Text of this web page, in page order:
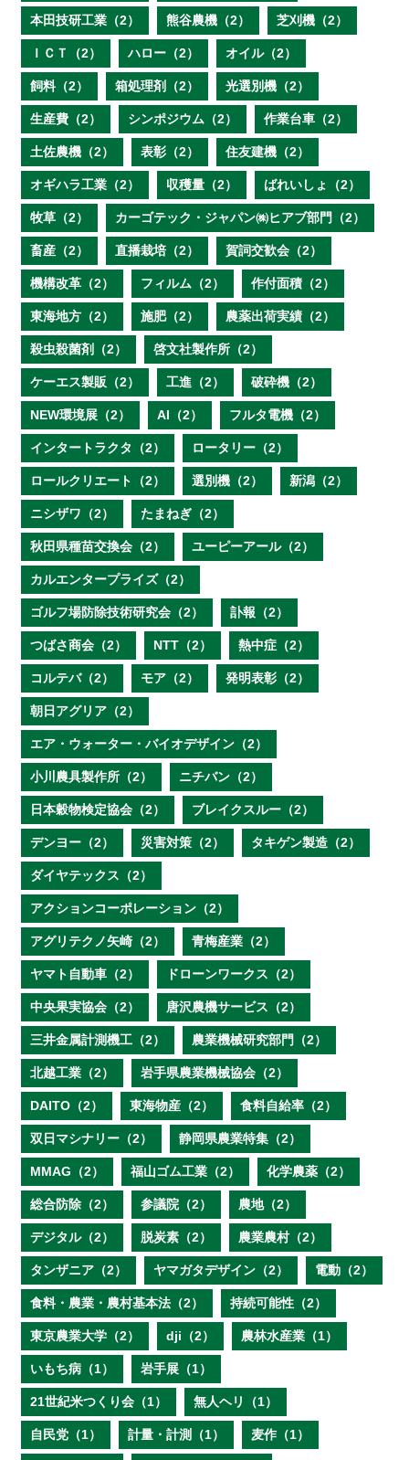
本田技研工業（2） 熊谷農機（2） 芝刈機（2）
ＩＣＴ（2） ハロー（2） オイル（2）
飼料（2） 箱処理剤（2） 光選別機（2）
生産費（2） シンポジウム（2） 作業台車（2）
土佐農機（2） 表彰（2） 住友建機（2）
オギハラ工業（2） 収穫量（2） ばれいしょ（2）
牧草（2） カーゴテック・ジャパン㈱ヒアブ部門（2）
畜産（2） 直播栽培（2） 賀詞交歓会（2）
機構改革（2） フィルム（2） 作付面積（2）
東海地方（2） 施肥（2） 農薬出荷実績（2）
殺虫殺菌剤（2） 啓文社製作所（2）
ケーエス製販（2） 工進（2） 破砕機（2）
NEW環境展（2） AI（2） フルタ電機（2）
インタートラクタ（2） ロータリー（2）
ロールクリエート（2） 選別機（2） 新潟（2）
ニシザワ（2） たまねぎ（2）
秋田県種苗交換会（2） ユーピーアール（2）
カルエンタープライズ（2）
ゴルフ場防除技術研究会（2） 訃報（2）
つばさ商会（2） NTT（2） 熱中症（2）
コルテバ（2） モア（2） 発明表彰（2）
朝日アグリア（2）
エア・ウォーター・バイオデザイン（2）
小川農具製作所（2） ニチバン（2）
日本穀物検定協会（2） ブレイクスルー（2）
デンヨー（2） 災害対策（2） タキゲン製造（2）
ダイヤテックス（2）
アクションコーポレーション（2）
アグリテクノ矢崎（2） 青梅産業（2）
ヤマト自動車（2） ドローンワークス（2）
中央果実協会（2） 唐沢農機サービス（2）
三井金属計測機工（2） 農業機械研究部門（2）
北越工業（2） 岩手県農業機械協会（2）
DAITO（2） 東海物産（2） 食料自給率（2）
双日マシナリー（2） 静岡県農業特集（2）
MMAG（2） 福山ゴム工業（2） 化学農薬（2）
総合防除（2） 参議院（2） 農地（2）
デジタル（2） 脱炭素（2） 農業農村（2）
タンザニア（2） ヤマガタデザイン（2） 電動（2）
食料・農業・農村基本法（2） 持続可能性（2）
東京農業大学（2） dji（2） 農林水産業（1）
いもち病（1） 岩手展（1）
21世紀米つくり会（1） 無人ヘリ（1）
自民党（1） 計量・計測（1） 麦作（1）